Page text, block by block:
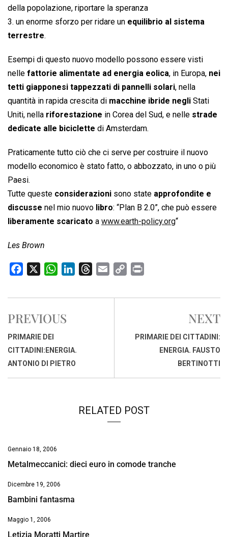
della popolazione, riportare la speranza
3. un enorme sforzo per ridare un equilibrio al sistema
terrestre.
Esempi di questo nuovo modello possono essere visti
nelle fattorie alimentate ad energia eolica, in Europa, nei
tetti giapponesi tappezzati di pannelli solari, nella
quantità in rapida crescita di macchine ibride negli Stati
Uniti, nella riforestazione in Corea del Sud, e nelle strade
dedicate alle biciclette di Amsterdam.
Praticamente tutto ciò che ci serve per costruire il nuovo
modello economico è stato fatto, o abbozzato, in uno o più
Paesi.
Tutte queste considerazioni sono state approfondite e
discusse nel mio nuovo libro: “Plan B 2.0”, che può essere
liberamente scaricato a www.earth-policy.org“
Les Brown
c
b
o
o
k
W
a
s
p
p
n
n
r
a
p
i
PREVIOUS
PRIMARIE DEI
CITTADINI:ENERGIA.
ANTONIO DI PIETRO
NEXT
PRIMARIE DEI CITTADINI:
ENERGIA. FAUSTO
BERTINOTTI
RELATED POST
Gennaio 18, 2006
Metalmeccanici: dieci euro in comode tranche
Dicembre 19, 2006
Bambini fantasma
Maggio 1, 2006
Letizia Moratti Martire